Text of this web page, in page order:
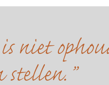
niet
stellen.